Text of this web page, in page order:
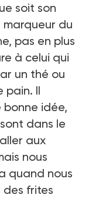
soit son
marqueur du
pas en plus
à celui qui
un thé ou
pain. Il
bonne idée,
dans le
aux
nous
quand nous
des frites